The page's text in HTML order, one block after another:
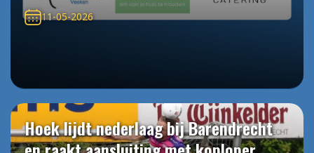
11-05-2026
Hoek lijdt nederlaag bij Barendrecht